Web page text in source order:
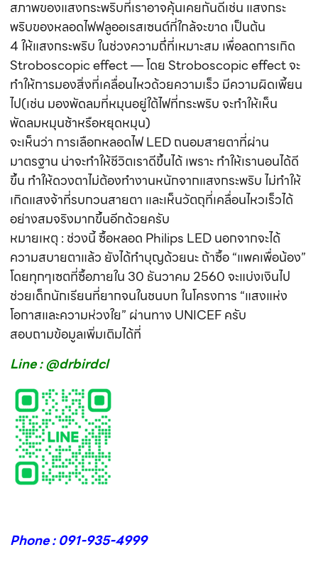
สภาพของแสงกระพริบที่เราอาจคุ้นเคยกันดีเช่น แสงกระ
พริบของหลอดไฟฟลูออเรสเซนต์ที่ใกล้จะขาด เป็นต้น
4 ให้แสงกระพริบ ในช่วงความถึ่ที่เหมาะสม เพื่อลดการเกิด
Stroboscopic effect — โดย Stroboscopic effect จะ
ทำให้การมองสิ่งที่เคลื่อนไหวด้วยความเร็ว มีความผิดเพี้ยน
ไป(เช่น มองพัดลมที่หมุนอยู่ใต้ไฟที่กระพริบ จะทำให้เห็น
พัดลมหมุนช้าหรือหยุดหมุน)
จะเห็นว่า การเลือกหลอดไฟ LED ถนอมสายตาที่ผ่าน
มาตรฐาน น่าจะทำให้ชีวิตเราดีขึ้นได้ เพราะ ทำให้เรานอนได้ดี
ขึ้น ทำให้ดวงตาไม่ต้องทำงานหนักจากแสงกระพริบ ไม่ทำให้
เกิดแสงจ้าที่รบกวนสายตา และเห็นวัตถุที่เคลื่อนไหวเร็วได้
อย่างสมจริงมากขึ้นอีกด้วยครับ
หมายเหตุ : ช่วงนี้ ซื้อหลอด Philips LED นอกจากจะได้
ความสบายตาแล้ว ยังได้ทำบุญด้วยนะ ถ้าซื้อ “แพคเพื่อน้อง”
โดยทุกๆเซตที่ซื้อภายใน 30 ธันวาคม 2560 จะแบ่งเงินไป
ช่วยเด็กนักเรียนที่ยากจนในชนบท ในโครงการ “แสงแห่ง
โอกาสและความห่วงใย” ผ่านทาง UNICEF ครับ
สอบถามข้อมูลเพิ่มเติมได้ที่
Line : @drbirdcl
Phone : 091-935-4999